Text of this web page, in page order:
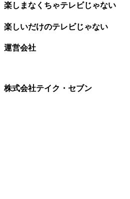
楽しまなくちゃテレビじゃない
楽しいだけのテレビじゃない
運営会社
株式会社テイク・セブン